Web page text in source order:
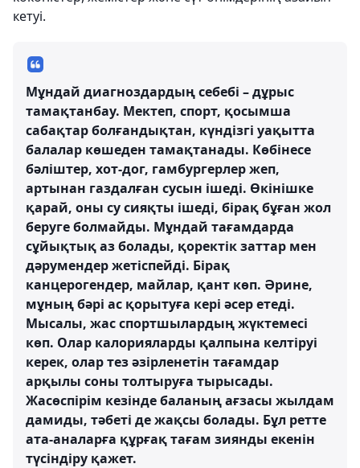
кетуі.
Мұндай диагноздардың себебі – дұрыс
тамақтанбау. Мектеп, спорт, қосымша
сабақтар болғандықтан, күндізгі уақытта
балалар көшеден тамақтанады. Көбінесе
бәліштер, хот-дог, гамбургерлер жеп,
артынан газдалған сусын ішеді. Өкінішке
қарай, оны су сияқты ішеді, бірақ бұған жол
беруге болмайды. Мұндай тағамдарда
сұйықтық аз болады, қоректік заттар мен
дәрумендер жетіспейді. Бірақ
канцерогендер, майлар, қант көп. Әрине,
мұның бәрі ас қорытуға кері әсер етеді.
Мысалы, жас спортшылардың жүктемесі
көп. Олар калорияларды қалпына келтіруі
керек, олар тез әзірленетін тағамдар
арқылы соны толтыруға тырысады.
Жасөспірім кезінде баланың ағзасы жылдам
дамиды, тәбеті де жақсы болады. Бұл ретте
ата-аналарға құрғақ тағам зиянды екенін
түсіндіру қажет.